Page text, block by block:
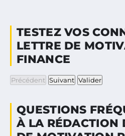
TESTEZ VOS
LETTRE DE
FINANCE
Précédent Suivant Valider
QUESTIONS
À LA RÉDACTION